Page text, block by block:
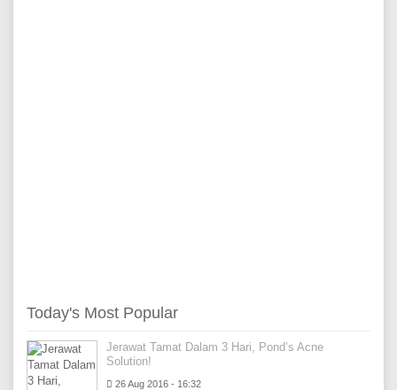
Today's Most Popular
Jerawat Tamat Dalam 3 Hari, Pond’s Acne
Solution!
26 Aug 2016 - 16:32